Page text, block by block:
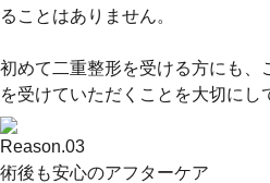
ることはありません。
初めて二重整形を受ける方にも、
を受けていただくことを大切にし
Reason.03
術後も安心のアフターケア